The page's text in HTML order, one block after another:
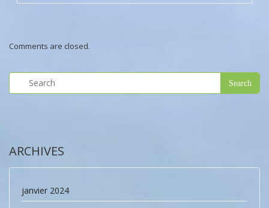
Comments are closed.
ARCHIVES
janvier 2024